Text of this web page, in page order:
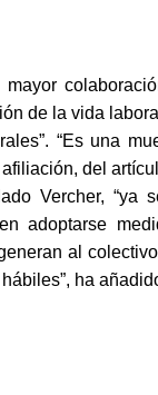
de la vida
“Es una
del
Vercher,
adoptarse
al
ha